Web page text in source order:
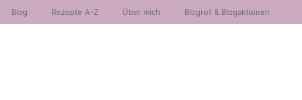
Blog Rezepte A-Z Über mich Blogroll & Blogaktionen